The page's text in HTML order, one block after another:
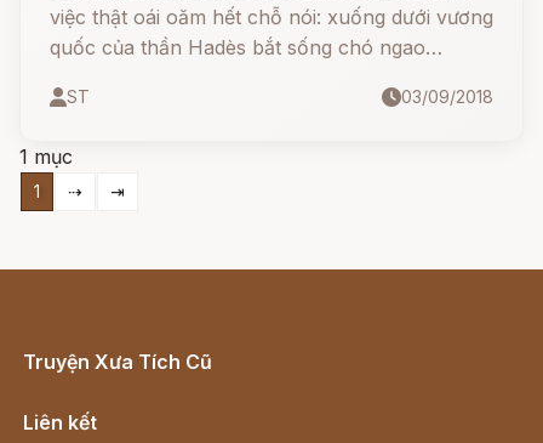
việc thật oái oăm hết chỗ nói: xuống dưới vương
quốc của thần Hadès bắt sống chó ngao
quá tài năng của Héraclès. Chàng phải cầu
ST 03/09/2018
1 mục
1 ⇢ ⇥
Truyện Xưa Tích Cũ
Liên kết